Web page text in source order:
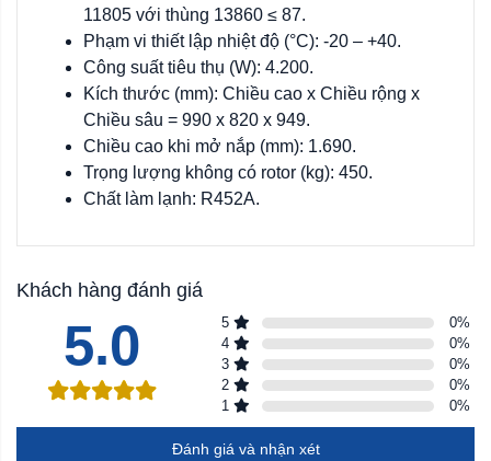
11805 với thùng 13860 ≤ 87.
Phạm vi thiết lập nhiệt độ (°C): -20 – +40.
Công suất tiêu thụ (W): 4.200.
Kích thước (mm): Chiều cao x Chiều rộng x
Chiều sâu = 990 x 820 x 949.
Chiều cao khi mở nắp (mm): 1.690.
Trọng lượng không có rotor (kg): 450.
Chất làm lạnh: R452A.
Khách hàng đánh giá
5.0 5 0%
4
0%
3
0%
2
0%
1
0%
Đánh giá và nhận xét